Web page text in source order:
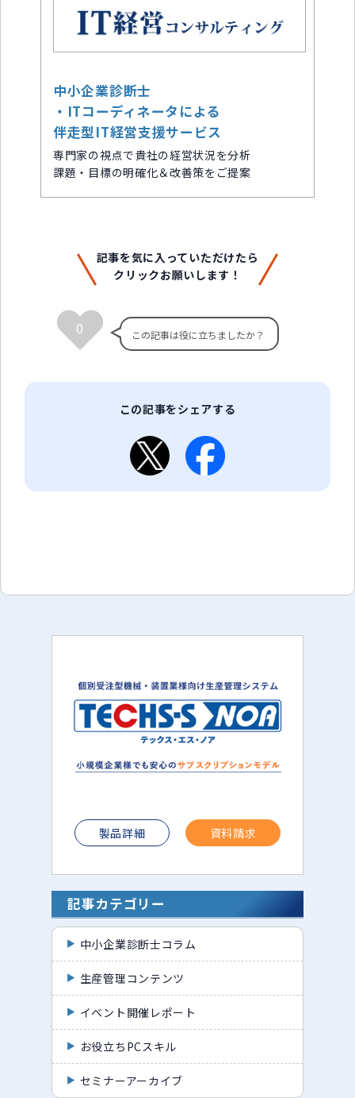
中小企業診断士
・ITコーディネータによる
伴走型IT経営支援サービス
専門家の視点で貴社の経営状況を分析
課題・目標の明確化＆改善策をご提案
記事を気に入っていただけたら
クリックお願いします！
0
この記事をシェアする
製品詳細 資料請求
記事カテゴリー
中小企業診断士コラム
生産管理コンテンツ
イベント開催レポート
お役立ちPCスキル
セミナーアーカイブ